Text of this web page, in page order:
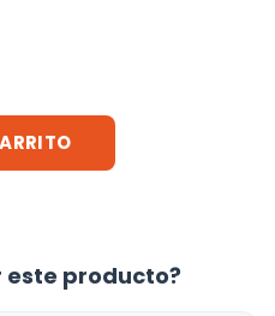
este producto?